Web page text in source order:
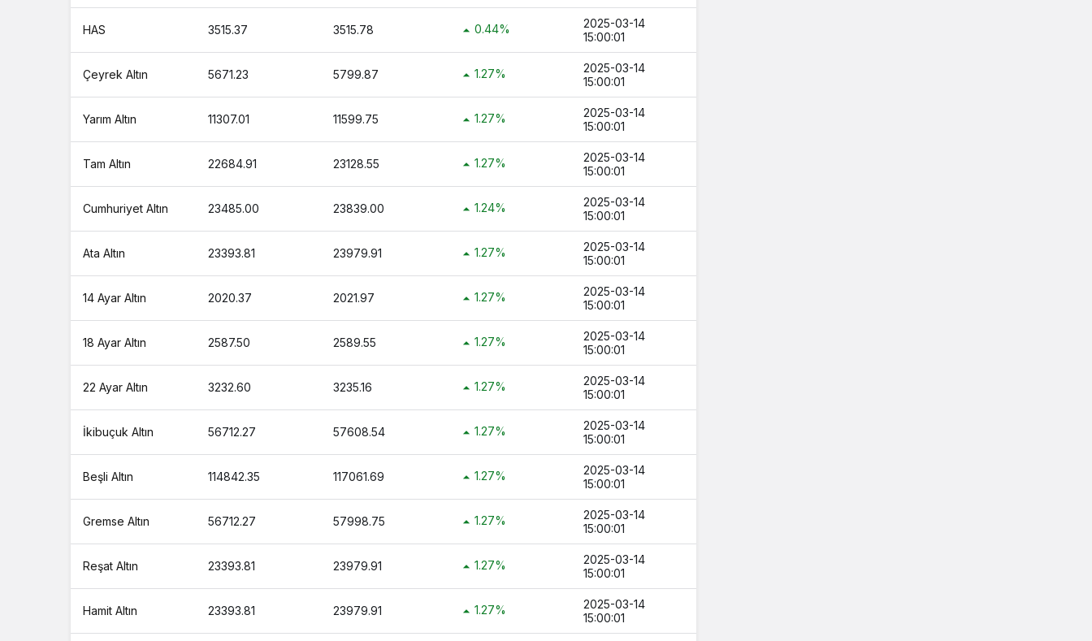
1 Ons Altın Ne Kadar 1 Tam Altın Kaç TL ?
HAS 3515.37 3515.78 0.44%
2025-03-14
15:00:01
Çeyrek Altın 5671.23 5799.87 1.27%
2025-03-14
15:00:01
Yarım Altın 11307.01 11599.75 1.27%
2025-03-14
15:00:01
Tam Altın 22684.91 23128.55 1.27%
2025-03-14
15:00:01
Cumhuriyet Altın 23485.00 23839.00 1.24%
2025-03-14
15:00:01
Ata Altın 23393.81 23979.91 1.27%
2025-03-14
15:00:01
14 Ayar Altın 2020.37 2021.97 1.27%
2025-03-14
15:00:01
18 Ayar Altın 2587.50 2589.55 1.27%
2025-03-14
15:00:01
22 Ayar Altın 3232.60 3235.16 1.27%
2025-03-14
15:00:01
İkibuçuk Altın 56712.27 57608.54 1.27%
2025-03-14
15:00:01
Beşli Altın 114842.35 117061.69 1.27%
2025-03-14
15:00:01
Gremse Altın 56712.27 57998.75 1.27%
2025-03-14
15:00:01
Reşat Altın 23393.81 23979.91 1.27%
2025-03-14
15:00:01
Hamit Altın 23393.81 23979.91 1.27%
2025-03-14
15:00:01